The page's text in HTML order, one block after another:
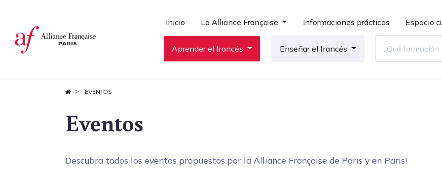
Inicio La Alliance Française Informaciones prácticas Espacio
Aprender el francés Enseñar el francés
EVENTOS
Eventos
Descubra todos los eventos propuestos por la Alliance Française de Paris y en Paris!